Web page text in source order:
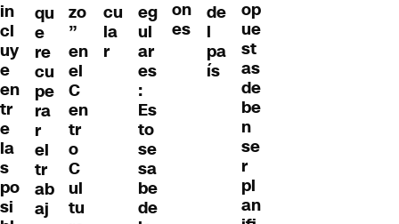
in
cl
uy
e
en
tr
e
la
s
po
si
qu
e
re
cu
pe
ra
r
el
tr
ab
aj
zo
”
en
el
C
en
tr
o
C
ul
tu
cu
la
r
eg
ul
ar
es
:
Es
to
se
sa
be
de
on
es
de
l
pa
ís
op
ue
st
as
de
be
n
se
r
pl
an